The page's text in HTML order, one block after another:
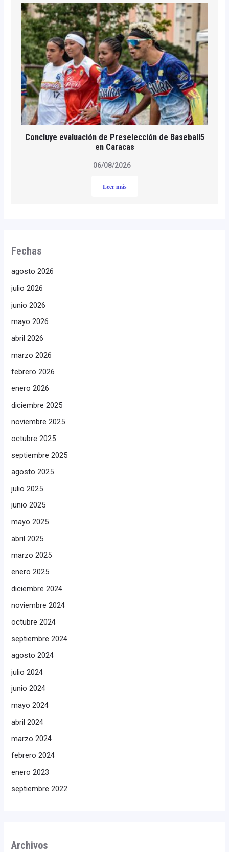
Concluye evaluación de Preselección de Baseball5
en Caracas
06/08/2026
Leer más
Fechas
agosto 2026
julio 2026
junio 2026
mayo 2026
abril 2026
marzo 2026
febrero 2026
enero 2026
diciembre 2025
noviembre 2025
octubre 2025
septiembre 2025
agosto 2025
julio 2025
junio 2025
mayo 2025
abril 2025
marzo 2025
enero 2025
diciembre 2024
noviembre 2024
octubre 2024
septiembre 2024
agosto 2024
julio 2024
junio 2024
mayo 2024
abril 2024
marzo 2024
febrero 2024
enero 2023
septiembre 2022
Archivos